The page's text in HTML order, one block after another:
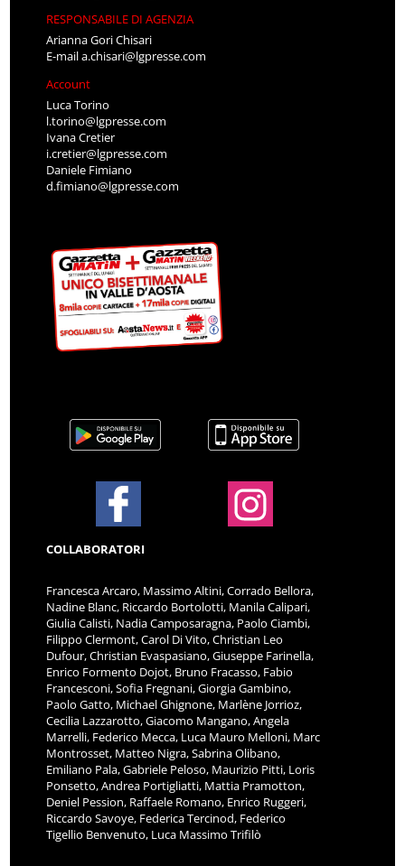
RESPONSABILE DI AGENZIA
Arianna Gori Chisari
E-maila.chisari@lgpresse.com
Account
Luca Torino
l.torino@lgpresse.com
Ivana Cretier
i.cretier@lgpresse.com
Daniele Fimiano
d.fimiano@lgpresse.com
COLLABORATORI
Francesca Arcaro, Massimo Altini, Corrado Bellora,
Nadine Blanc, Riccardo Bortolotti, Manila Calipari,
Giulia Calisti, Nadia Camposaragna, Paolo Ciambi,
Filippo Clermont, Carol Di Vito, Christian Leo
Dufour, Christian Evaspasiano, Giuseppe Farinella,
Enrico Formento Dojot, Bruno Fracasso, Fabio
Francesconi, Sofia Fregnani, Giorgia Gambino,
Paolo Gatto, Michael Ghignone, Marlène Jorrioz,
Cecilia Lazzarotto, Giacomo Mangano, Angela
Marrelli, Federico Mecca, Luca Mauro Melloni, Marc
Montrosset, Matteo Nigra, Sabrina Olibano,
Emiliano Pala, Gabriele Peloso, Maurizio Pitti, Loris
Ponsetto, Andrea Portigliatti, Mattia Pramotton,
Deniel Pession, Raffaele Romano, Enrico Ruggeri,
Riccardo Savoye, Federica Tercinod, Federico
Tigellio Benvenuto, Luca Massimo Trifilò